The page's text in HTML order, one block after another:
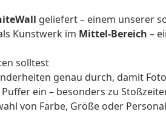
geliefert – einem unserer
Kunstwerk im Mittel-Bereich –
solltest
genau durch, damit
ein – besonders zu
von Farbe, Größe oder